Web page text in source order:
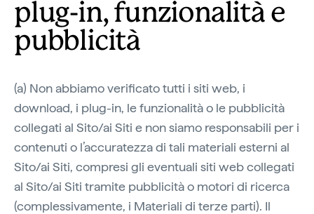
plug-in, funzionalità e
pubblicità
(a) Non abbiamo verificato tutti i siti web, i
download, i plug-in, le funzionalità o le pubblicità
collegati al Sito/ai Siti e non siamo responsabili per i
contenuti o l’accuratezza di tali materiali esterni al
Sito/ai Siti, compresi gli eventuali siti web collegati
al Sito/ai Siti tramite pubblicità o motori di ricerca
(complessivamente, i Materiali di terze parti). Il